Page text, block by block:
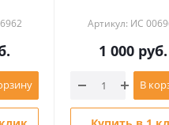
Артикул: ИС
1 000 руб.
В